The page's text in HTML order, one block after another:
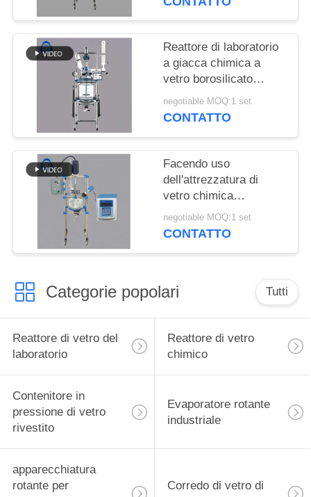
Reattore di laboratorio
a giacca chimica a
vetro borosilicato
personalizzabile 220V
per un controllo preciso
negotiable MOQ:1 set
CONTATTO
Facendo uso
dell'attrezzatura di
vetro chimica
ultrasonica di
cristallizzazione del
negotiable MOQ:1 set
CONTATTO
Categorie popolari Tutti
Reattore di vetro del
laboratorio
Reattore di vetro
chimico
Contenitore in
pressione di vetro
rivestito
Evaporatore rotante
industriale
apparecchiatura
rotante per
Corredo di vetro di